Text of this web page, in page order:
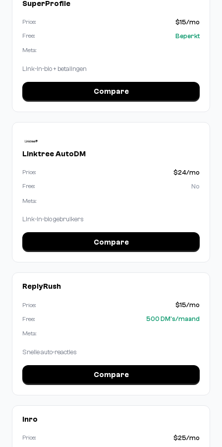
SuperProfile
Price: $15/mo
Free: Beperkt
Meta:
Link-in-bio + betalingen
Compare
Linktree AutoDM
Price: $24/mo
Free: No
Meta:
Link-in-bio gebruikers
Compare
ReplyRush
Price: $15/mo
Free: 500 DM's/maand
Meta:
Snelle auto-reacties
Compare
Inro
Price: $25/mo